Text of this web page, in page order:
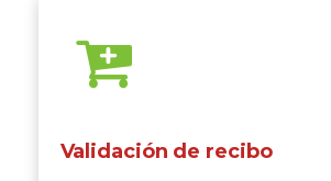
Validación de recibo